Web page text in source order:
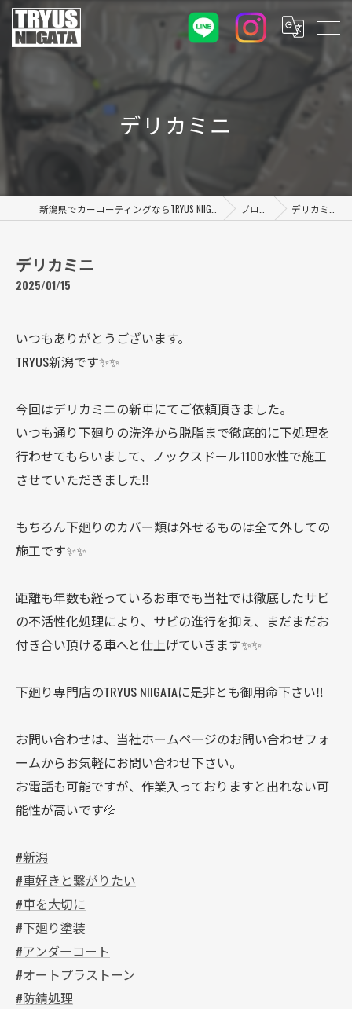
デリカミニ
ブログ デリカミニ
デリカミニ
2025/01/15
いつもありがとうございます。
TRYUS新潟です✨✨
今回はデリカミニの新車にてご依頼頂きました。
いつも通り下廻りの洗浄から脱脂まで徹底的に下処理を
行わせてもらいまして、ノックスドール1100水性で施工
させていただきました‼️
もちろん下廻りのカバー類は外せるものは全て外しての
施工です✨✨
距離も年数も経っているお車でも当社では徹底したサビ
の不活性化処理により、サビの進行を抑え、まだまだお
付き合い頂ける車へと仕上げていきます✨✨
下廻り専門店のTRYUS NIIGATAに是非とも御用命下さい‼️
お問い合わせは、当社ホームページのお問い合わせフォ
ームからお気軽にお問い合わせ下さい。
お電話も可能ですが、作業入っておりますと出れない可
能性が高いです💦
#新潟
#車好きと繋がりたい
#車を大切に
#下廻り塗装
#アンダーコート
#オートプラストーン
#防錆処理